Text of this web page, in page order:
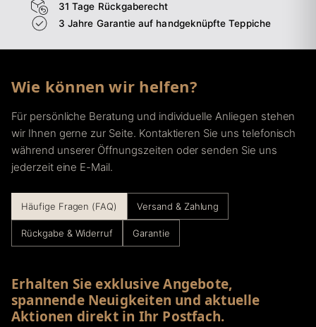
31 Tage Rückgaberecht
3 Jahre Garantie auf handgeknüpfte Teppiche
Wie können wir helfen?
Für persönliche Beratung und individuelle Anliegen stehen
wir Ihnen gerne zur Seite. Kontaktieren Sie uns telefonisch
während unserer Öffnungszeiten oder senden Sie uns
jederzeit eine E-Mail.
Häufige Fragen (FAQ) Versand & Zahlung
Rückgabe & Widerruf Garantie
Erhalten Sie exklusive Angebote,
spannende Neuigkeiten und aktuelle
Aktionen direkt in Ihr Postfach.